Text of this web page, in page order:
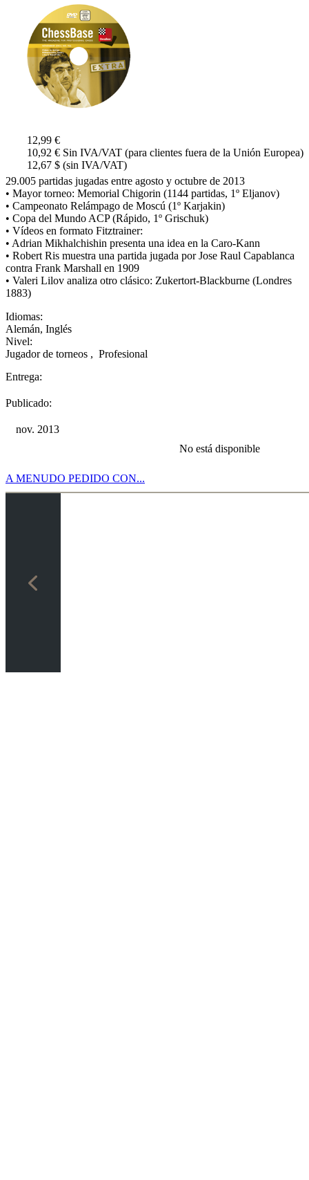
12,99 €
10,92 € Sin IVA/VAT (para clientes fuera de la Unión Europea)
12,67 $ (sin IVA/VAT)
29.005 partidas jugadas entre agosto y octubre de 2013
• Mayor torneo: Memorial Chigorin (1144 partidas, 1º Eljanov)
• Campeonato Relámpago de Moscú (1º Karjakin)
• Copa del Mundo ACP (Rápido, 1º Grischuk)
• Vídeos en formato Fitztrainer:
• Adrian Mikhalchishin presenta una idea en la Caro-Kann
• Robert Ris muestra una partida jugada por Jose Raul Capablanca
contra Frank Marshall en 1909
• Valeri Lilov analiza otro clásico: Zukertort-Blackburne (Londres
1883)
Idiomas:
Alemán, Inglés
Nivel:
Jugador de torneos , Profesional
Entrega:
Publicado:
nov. 2013
No está disponible
A MENUDO PEDIDO CON...